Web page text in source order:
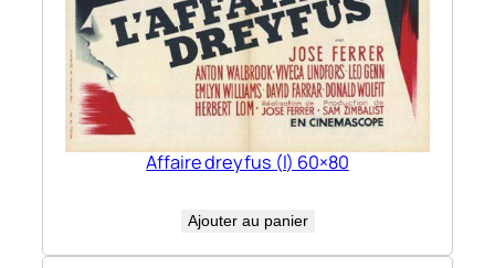
Affaire dreyfus (l) 60×80
Ajouter au panier